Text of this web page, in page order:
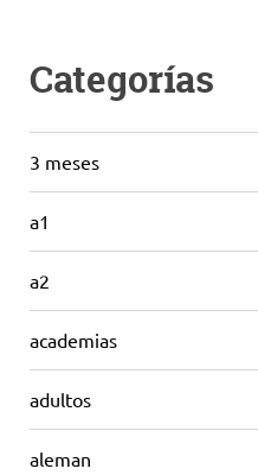
Categorías
3 meses
a1
a2
academias
adultos
aleman